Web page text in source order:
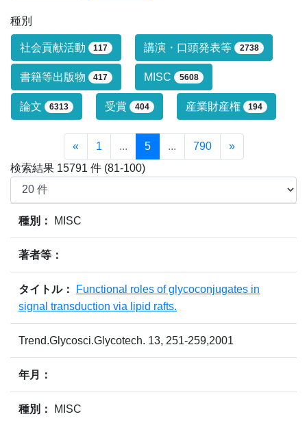
種別
研究業績タイプによる絞り込み条件で
社会貢献活動 117 講演・口頭発表等 2738
書籍等出版物 417 MISC 5608
論文 6313 受賞 404 産業財産権 194
« 1 ... 5 ... 790
»
検索結果 15791 件 (81-100)
種別：
MISC
著者等：
タイトル：
Functional roles of glycoconjugates in
signal transduction via lipid rafts.
Trend.Glycosci.Glycotech. 13, 251-259,2001
年月：
種別： MISC